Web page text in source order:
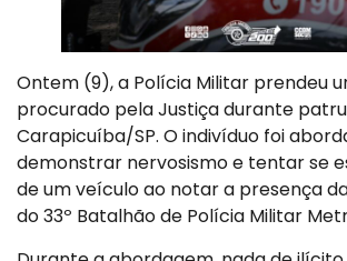
Ontem (9), a Polícia Militar prendeu
procurado pela Justiça durante
Carapicuíba/SP. O indivíduo foi
demonstrar nervosismo e tentar se
de um veículo ao notar a presença
do 33º Batalhão de Polícia Militar